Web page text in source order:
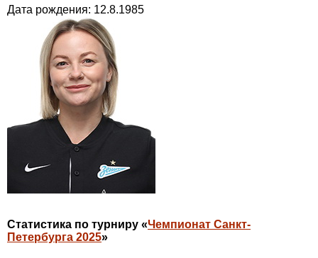
Дата рождения: 12.8.1985
Статистика по турниру «Чемпионат Санкт-
Петербурга 2025»